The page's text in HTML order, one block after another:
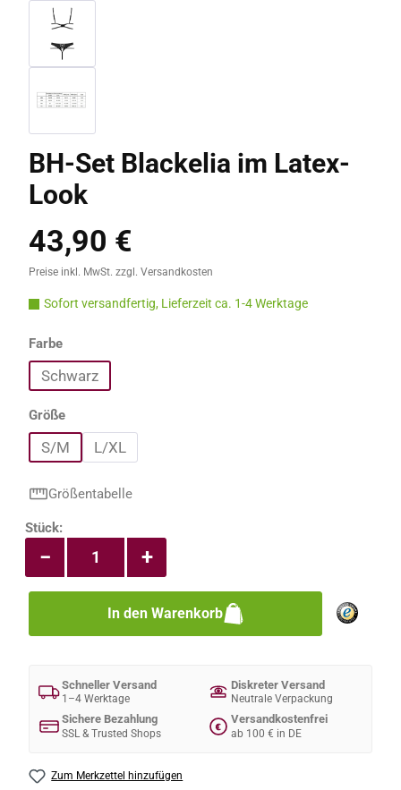
BH-Set Blackelia im Latex-
Look
Regulärer Preis:
43,90 €
Preise inkl. MwSt. zzgl. Versandkosten
Sofort versandfertig, Lieferzeit ca. 1-4 Werktage
Farbeauswählen
Schwarz
Größeauswählen
S/M L/XL
Größentabelle
Produkt Anzahl: Gib den gewünschten
Stück:
+
−
In den Warenkorb
Schneller Versand
1–4 Werktage
Diskreter Versand
Neutrale Verpackung
Sichere Bezahlung
SSL & Trusted Shops
€
Versandkostenfrei
ab 100 € in DE
Zum Merkzettel hinzufügen